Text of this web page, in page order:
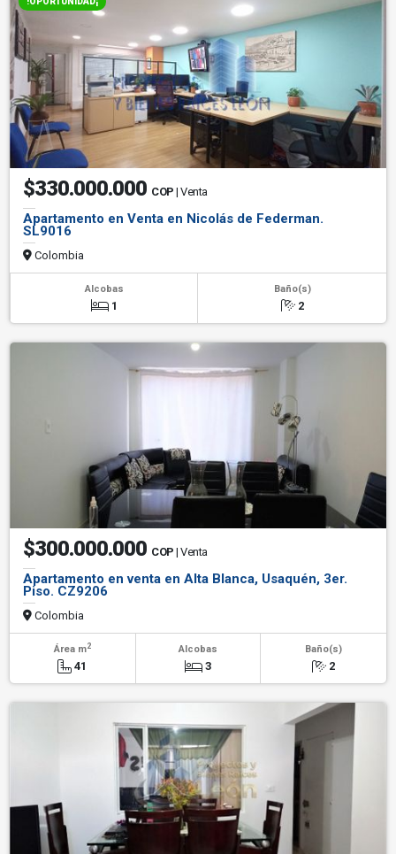
$330.000.000 COP | Venta
Apartamento en Venta en Nicolás de Federman.
SL9016
Colombia
Alcobas
1
Baño(s)
2
$300.000.000 COP | Venta
Apartamento en venta en Alta Blanca, Usaquén, 3er.
Piso. CZ9206
Colombia
Área m2
41
Alcobas
3
Baño(s)
2